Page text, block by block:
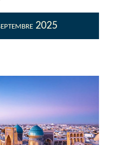
2025